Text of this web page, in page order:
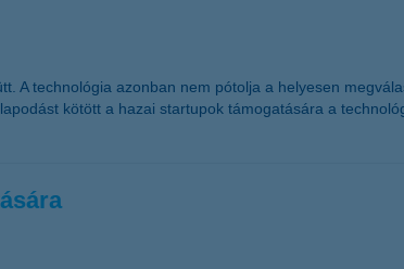
A technológia azonban nem pótolja a helyesen
kötött a hazai startupok támogatására a